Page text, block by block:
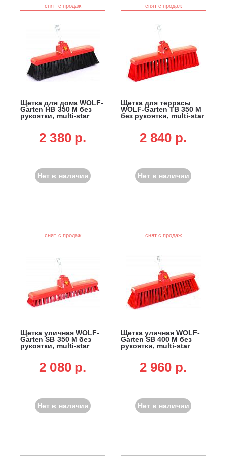
снят с продаж
Щетка для дома WOLF-
Garten HB 350 M без
рукоятки, multi-star
2 380 p.
Нет в наличии
снят с продаж
Щетка для террасы
WOLF-Garten TB 350 M
без рукоятки, multi-star
2 840 p.
Нет в наличии
снят с продаж
Щетка уличная WOLF-
Garten SB 350 M без
рукоятки, multi-star
2 080 p.
Нет в наличии
снят с продаж
Щетка уличная WOLF-
Garten SB 400 M без
рукоятки, multi-star
2 960 p.
Нет в наличии